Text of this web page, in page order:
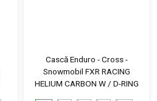
Cască Enduro - Cross -
Snowmobil FXR RACING
HELIUM CARBON W / D-RING